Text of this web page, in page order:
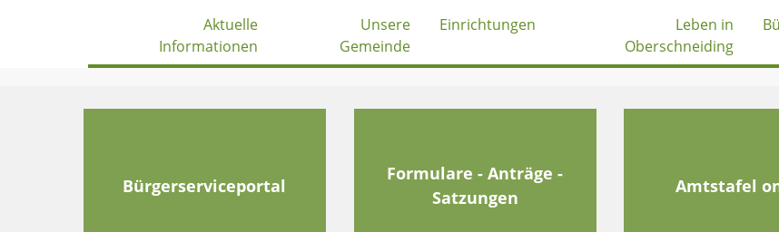
Aktuelle
Informationen
Unsere
Gemeinde
Einrichtungen
Leben in
Oberschneiding
Bürgerserviceportal
Formulare - Anträge -
Satzungen
Amtstafel